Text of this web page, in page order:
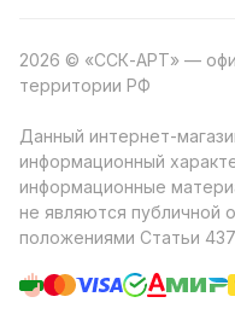
2026 © «ССК-АРТ» —
территории РФ
Данный интернет-
информационный
информационные
не являются публичной
положениями Статьи